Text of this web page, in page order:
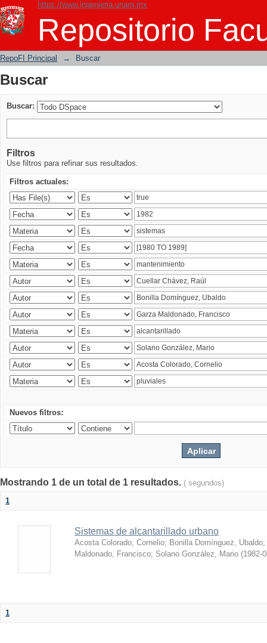
https://www.ingenieria.unam.mx
Repositorio
Buscar
RepoFI Principal → Buscar
Buscar
Buscar:
Filtros
Use filtros para refinar sus resultados.
Filtros actuales:
Nuevos filtros:
Mostrando 1 de un total de 1 resultados. ( segundos)
1
Sistemas de alcantarillado urbano
Acosta Colorado, Cornelio; Bonilla Domínguez, Ubaldo;
Maldonado, Francisco; Solano González, Mario (1982-
1